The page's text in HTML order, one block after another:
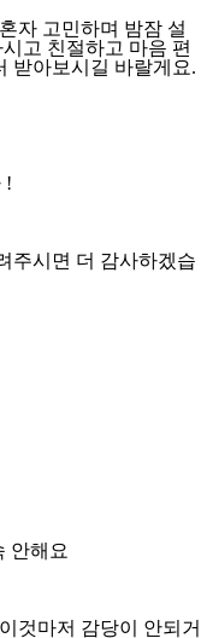
자 고민하며 밤잠 설
고 친절하고 마음 편
받아보시길 바랄게요.
!
주시면 더 감사하겠습
안해요
것마저 감당이 안되거